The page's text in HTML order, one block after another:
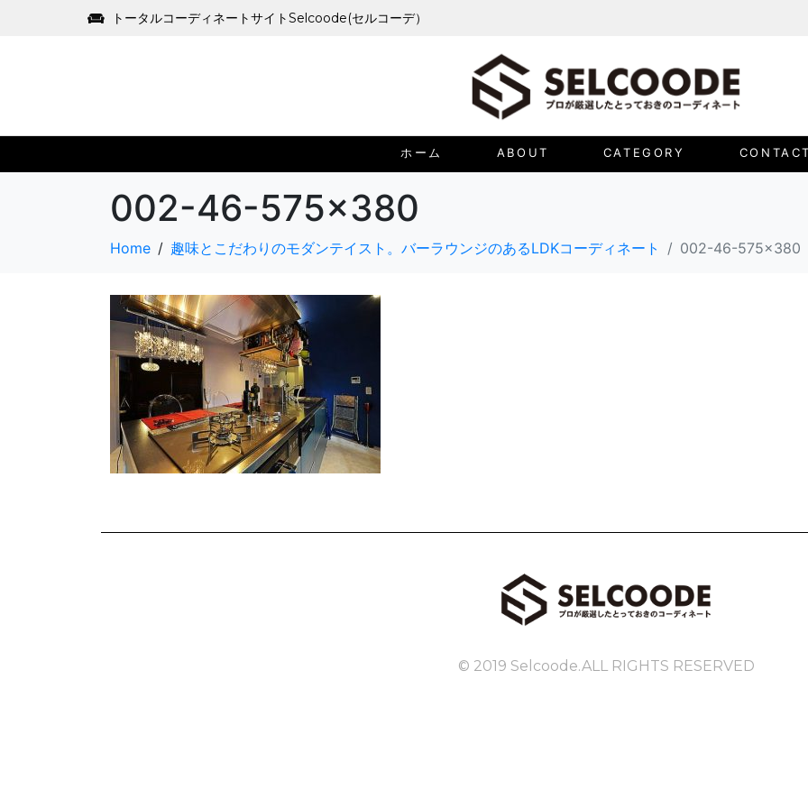
トータルコーディネートサイトSelcoode(セルコーデ）
ホーム ABOUT CATEGORY
002-46-575×380
Home 趣味とこだわりのモダンテイスト。バーラウンジのあるLDKコーディネート 002-46-575x380
© 2019 Selcoode.ALL RIGHTS RESERVED